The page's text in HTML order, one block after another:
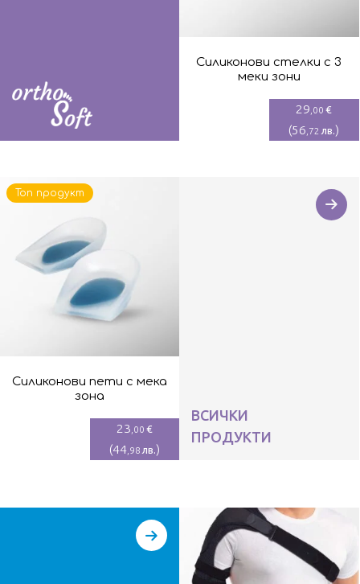
Силиконови стелки с 3
меки зони
29 ,00 €
(56 ,72 лв.)
Силиконови пети с мека
зона
23 ,00 €
(44,98 лв.)
Топ продукт
ВСИЧКИ
ПРОДУКТИ